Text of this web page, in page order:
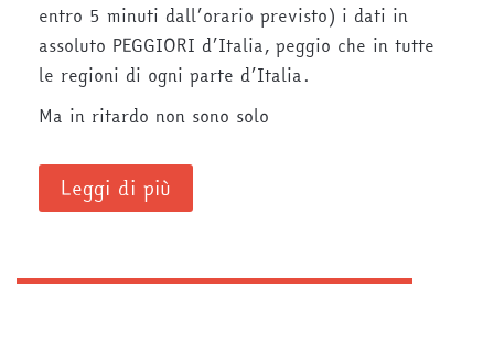
entro 5 minuti dall’orario previsto) i dati in
assoluto PEGGIORI d’Italia, peggio che in tutte
le regioni di ogni parte d’Italia.
Ma in ritardo non sono solo
Leggi di più